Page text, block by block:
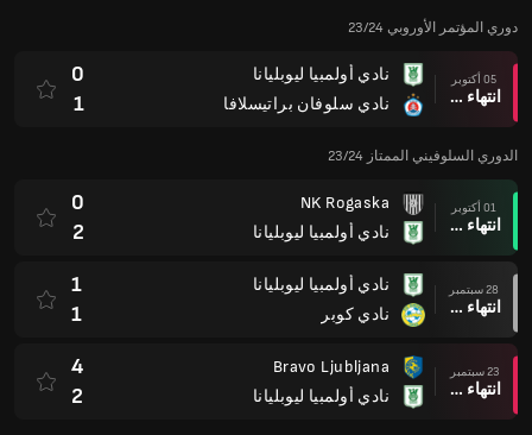
دوري المؤتمر الأوروبي 23/24
05 أكتوبر
انتهاء وقت المباراة
نادي أولمبيا ليوبليانا
نادي سلوفان براتيسلافا
0
1
الدوري السلوفيني الممتاز 23/24
01 أكتوبر
انتهاء وقت المباراة
NK Rogaska
نادي أولمبيا ليوبليانا
0
2
28 سبتمبر
انتهاء وقت المباراة
نادي أولمبيا ليوبليانا
نادي كوبر
1
1
23 سبتمبر
انتهاء وقت المباراة
Bravo Ljubljana
نادي أولمبيا ليوبليانا
4
2